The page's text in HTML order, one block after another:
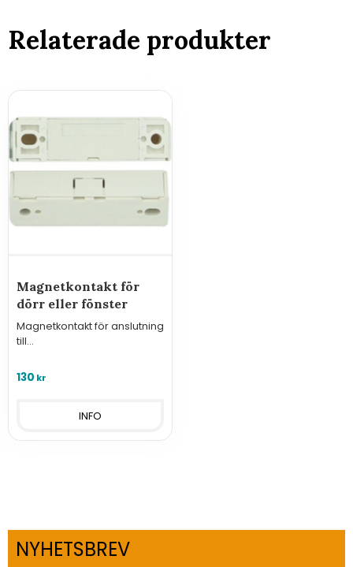
Relaterade produkter
Magnetkontakt för
dörr eller fönster
Magnetkontakt för anslutning
till
orer i serien Hxx3x eller GSM-
130 kr
INFO
NYHETSBREV